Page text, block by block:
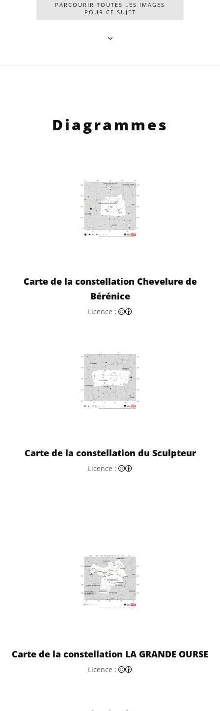
PARCOURIR TOUTES LES IMAGES
POUR CE SUJET
Diagrammes
Carte de la constellation Chevelure de
Bérénice
Licence : Creative Commons (CC)
Carte de la constellation du Sculpteur
Licence : Creative Commons (CC)
Carte de la constellation LA GRANDE OURSE
Licence : Creative Commons (CC)